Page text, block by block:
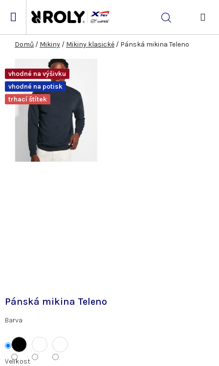
Hledat
Domů / Mikiny / Mikiny klasické / Pánská mikina Teleno
Pánská mikina Teleno
Barva
Velikost
vhodné na výšivku
vhodné na potisk
trhací štítek